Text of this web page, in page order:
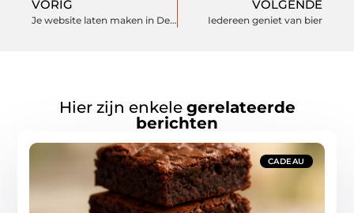
VORIG
Je website laten maken in Den Haag
VOLGENDE
Iedereen geniet van bier
Hier zijn enkele gerelateerde
berichten
CADEAU